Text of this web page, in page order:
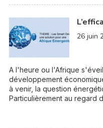
26 juin
A l'heure ou l'Afrique
développement
à venir, la question
Particulièrement au regard